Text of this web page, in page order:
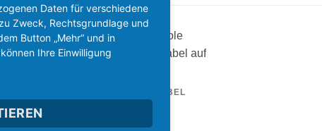
BE MY VALENTINE BY BLACKLABEL
Daten für verschiedene
Zweck, Rechtsgrundlage und
Button „Mehr“ und in
Ihre Einwilligung